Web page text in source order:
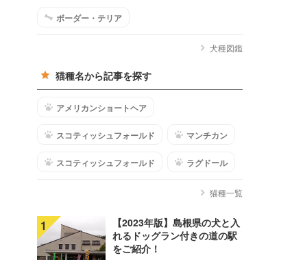
ボーダー・テリア
犬種図鑑
猫種名から記事を探す
アメリカンショートヘア
スコティッシュフォールド マンチカン
スコティッシュフォールド ラグドール
猫種一覧
1
【2023年版】島根県の犬と入
れるドッグラン付きの道の駅
をご紹介！